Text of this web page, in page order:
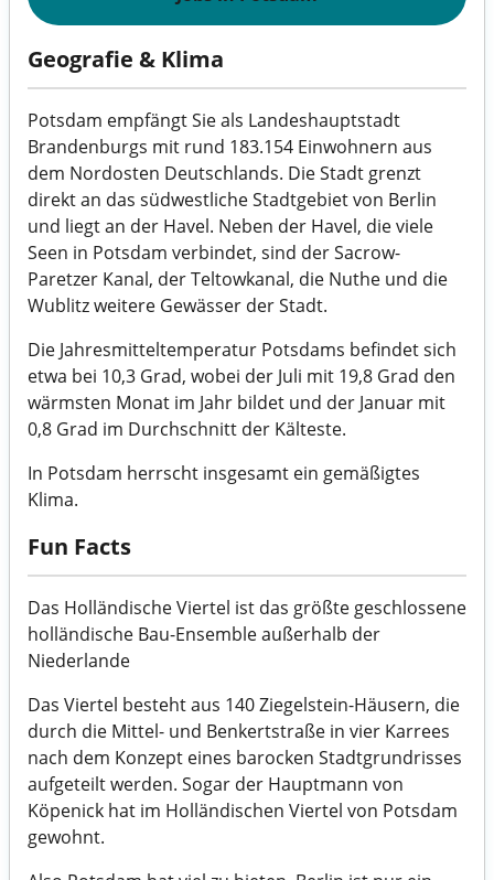
Geografie & Klima
Potsdam empfängt Sie als Landeshauptstadt
Brandenburgs mit rund 183.154 Einwohnern aus
dem Nordosten Deutschlands. Die Stadt grenzt
direkt an das südwestliche Stadtgebiet von Berlin
und liegt an der Havel. Neben der Havel, die viele
Seen in Potsdam verbindet, sind der Sacrow-
Paretzer Kanal, der Teltowkanal, die Nuthe und die
Wublitz weitere Gewässer der Stadt.
Die Jahresmitteltemperatur Potsdams befindet sich
etwa bei 10,3 Grad, wobei der Juli mit 19,8 Grad den
wärmsten Monat im Jahr bildet und der Januar mit
0,8 Grad im Durchschnitt der Kälteste.
In Potsdam herrscht insgesamt ein gemäßigtes
Klima.
Fun Facts
Das Holländische Viertel ist das größte geschlossene
holländische Bau-Ensemble außerhalb der
Niederlande
Das Viertel besteht aus 140 Ziegelstein-Häusern, die
durch die Mittel- und Benkertstraße in vier Karrees
nach dem Konzept eines barocken Stadtgrundrisses
aufgeteilt werden. Sogar der Hauptmann von
Köpenick hat im Holländischen Viertel von Potsdam
gewohnt.